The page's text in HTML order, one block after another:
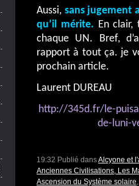
Aussi, sans jugement
qu’il mérite. En
chaque UN. Bref,
rapport à tout ça. je
prochain article.
Laurent DUREAU
http://345d.fr/le-
de-luni-
19:32 Publié dansAlcyone et
Anciennes Civilisations, Les
Ascension du Système solaire